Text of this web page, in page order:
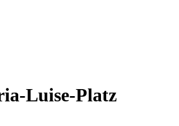
Luise-Platz